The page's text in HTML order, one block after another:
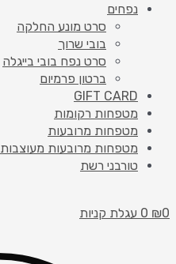
נפחים
סרט מונע החלקה
בובי שרוך
סרט נפח בובי בייגלה
ברטון פרמיום
GIFT CARD
מטפחות רקומות
מטפחות מרובעות
מטפחות מרובעות מעוצבות
טורבני רשת
₪0
0 עגלת קניות